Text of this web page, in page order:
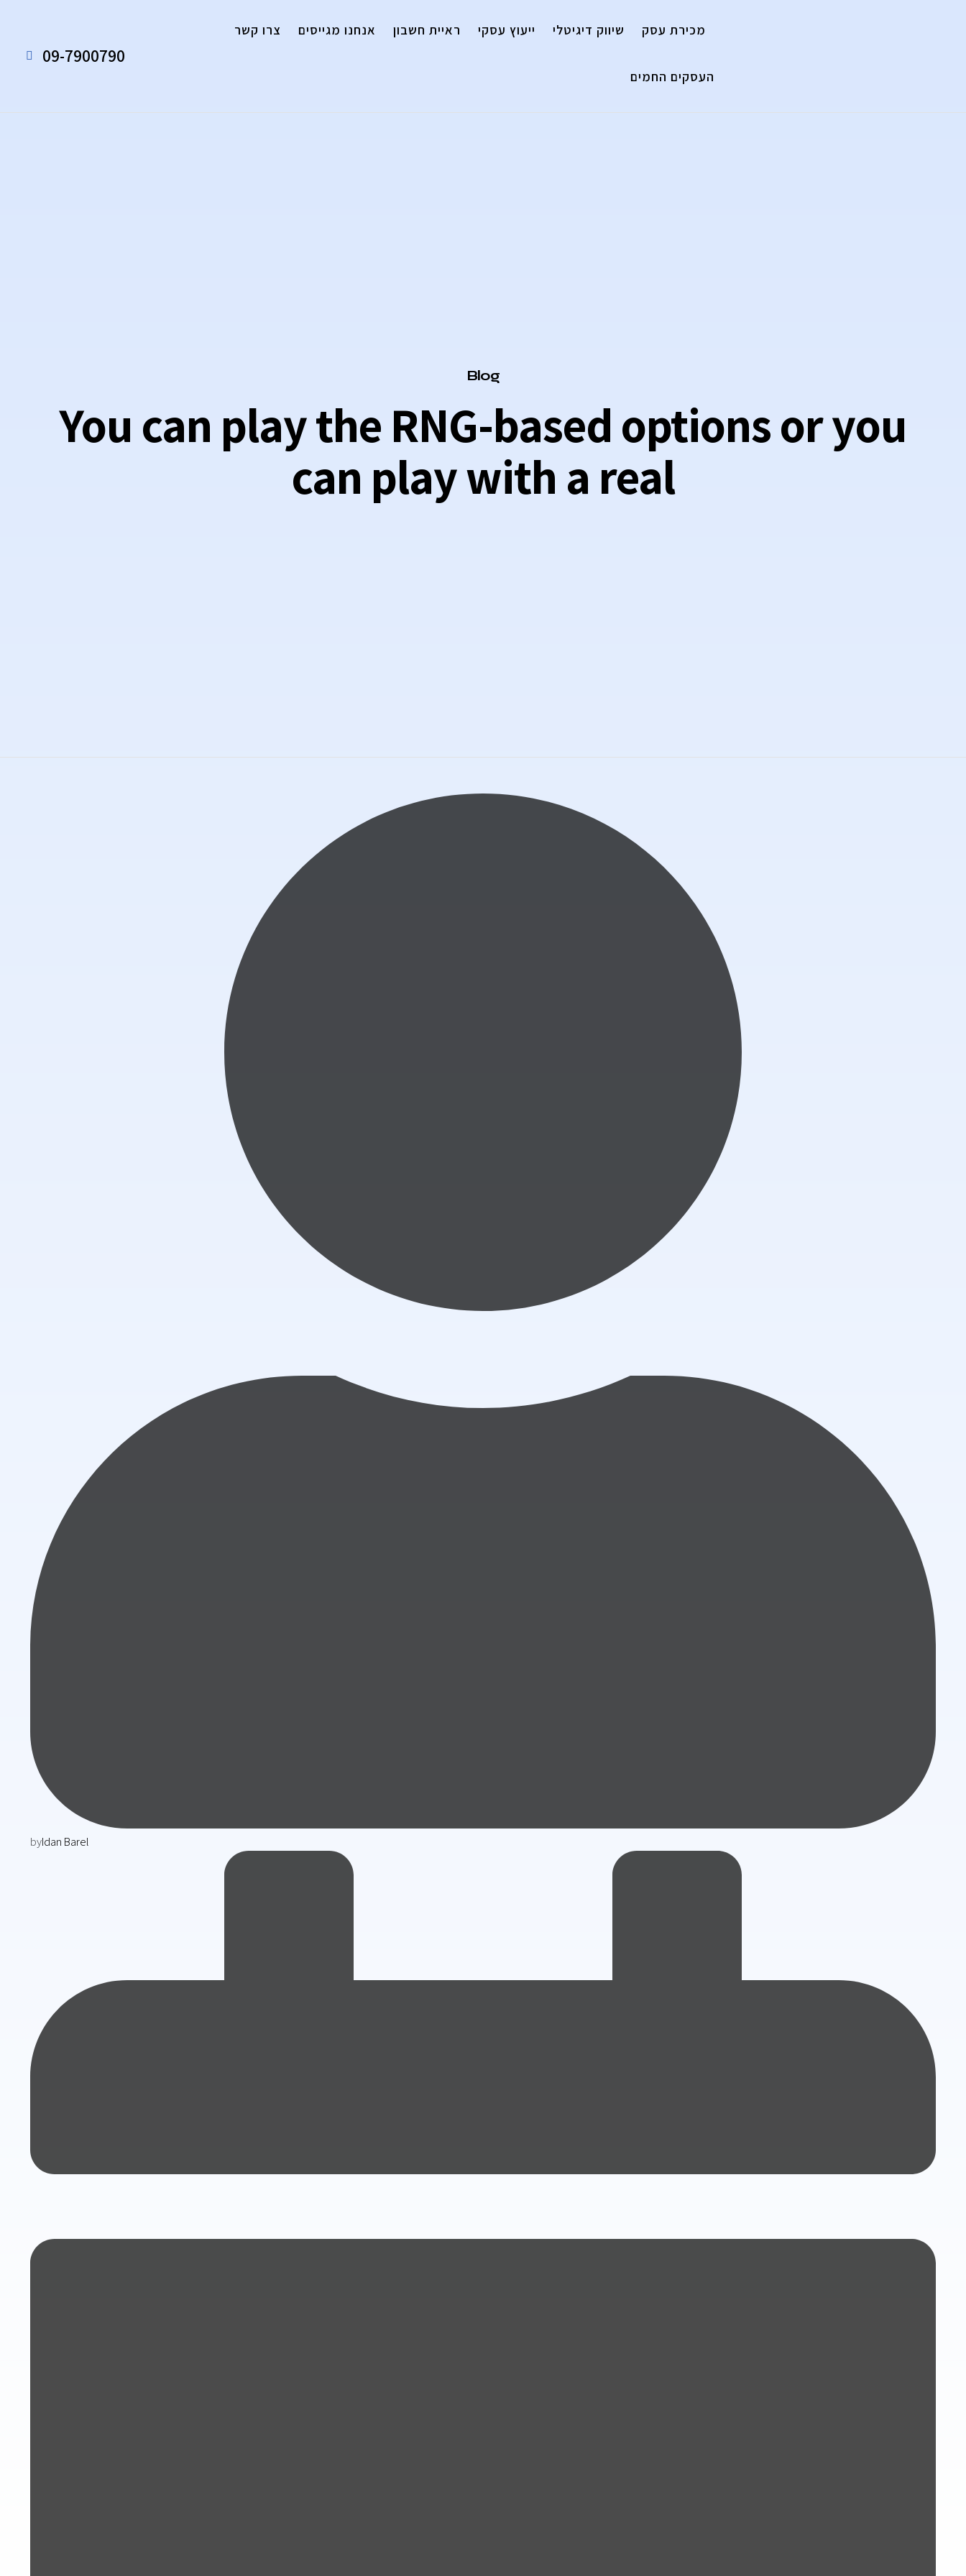
09-7900790
צרו קשר אנחנו מגייסים ראיית חשבון ייעוץ עסקי שיווק דיגיטלי מכירת עסק
העסקים החמים
You can play the RNG-based options or you
can play with a real
Category
Blog
byIdan Barel